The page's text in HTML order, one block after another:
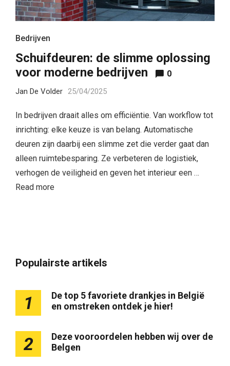
Bedrijven
Schuifdeuren: de slimme oplossing
voor moderne bedrijven
0
Jan De Volder 25/04/2025
In bedrijven draait alles om efficiëntie. Van workflow tot
inrichting: elke keuze is van belang. Automatische
deuren zijn daarbij een slimme zet die verder gaat dan
alleen ruimtebesparing. Ze verbeteren de logistiek,
verhogen de veiligheid en geven het interieur een …
Read more
Populairste artikels
1
De top 5 favoriete drankjes in België
en omstreken ontdek je hier!
2
Deze vooroordelen hebben wij over de
Belgen